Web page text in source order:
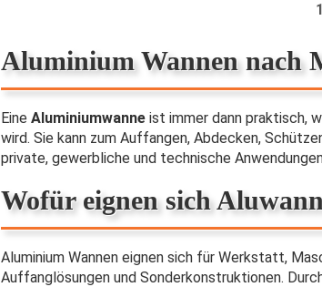
1
Aluminium Wannen nach
Eine Aluminiumwanne ist immer dann praktisch,
wird. Sie kann zum Auffangen, Abdecken,
private, gewerbliche und technische
Wofür eignen sich
Aluminium Wannen eignen sich für Werkstatt,
Auffanglösungen und Sonderkonstruktionen.